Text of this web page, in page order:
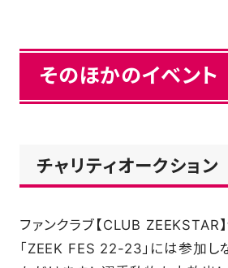
そのほかのイベント
チャリティオークション
ファンクラブ【CLUB ZEEKSTAR
「ZEEK FES 22-23」には参加し